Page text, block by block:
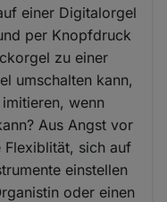
einer Digitalorgel
per Knopfdruck
zu einer
umschalten kann,
wenn
Aus Angst vor
Flexiblität, sich auf
einstellen
oder einen